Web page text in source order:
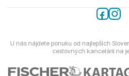
U nás nájdete ponuku od najlepších
cestovných kancelárií na